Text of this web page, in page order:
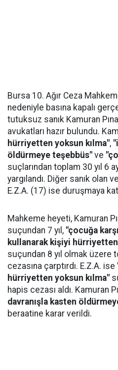
Bursa 10. Ağır Ceza
nedeniyle basına kapalı
tutuksuz sanık Kamuran
avukatları hazır bulundu.
hürriyetten yoksun kılma",
öldürmeye teşebbüs" ve
suçlarından toplam 30 yıl 6
yargılandı. Diğer sanık
E.Z.A. (17) ise duruşmaya
Mahkeme heyeti, Kamuran
suçundan 7 yıl, "çocuğa
kullanarak kişiyi
suçundan 8 yıl olmak üzere
cezasına çarptırdı. E.Z.A. ise
hürriyetten yoksun kılma"
hapis cezası aldı. Kamuran
davranışla kasten
beraatine karar verildi.